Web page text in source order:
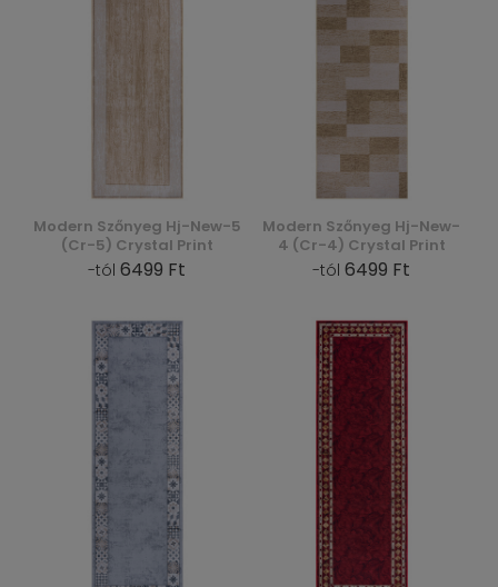
Modern Szőnyeg Hj-New-5
(Cr-5) Crystal Print
-tól 6499 Ft
Modern Szőnyeg Hj-New-
4 (Cr-4) Crystal Print
-tól 6499 Ft